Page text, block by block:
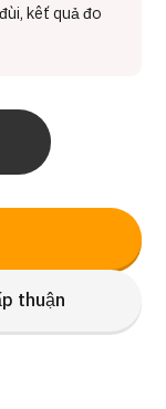
thuận
kết quả đo